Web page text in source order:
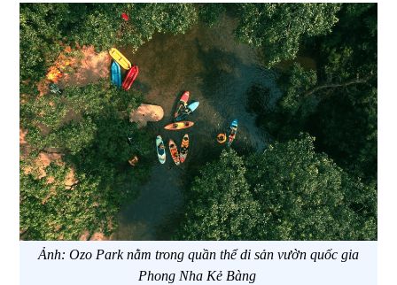
Ảnh: Ozo Park nằm trong quần thể di sản vườn quốc gia
Phong Nha Kẻ Bàng